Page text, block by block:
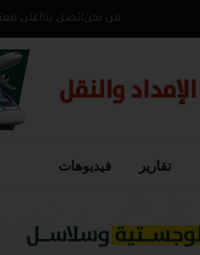
من نحناتصل بناأعلن
تقارير فيديوهات